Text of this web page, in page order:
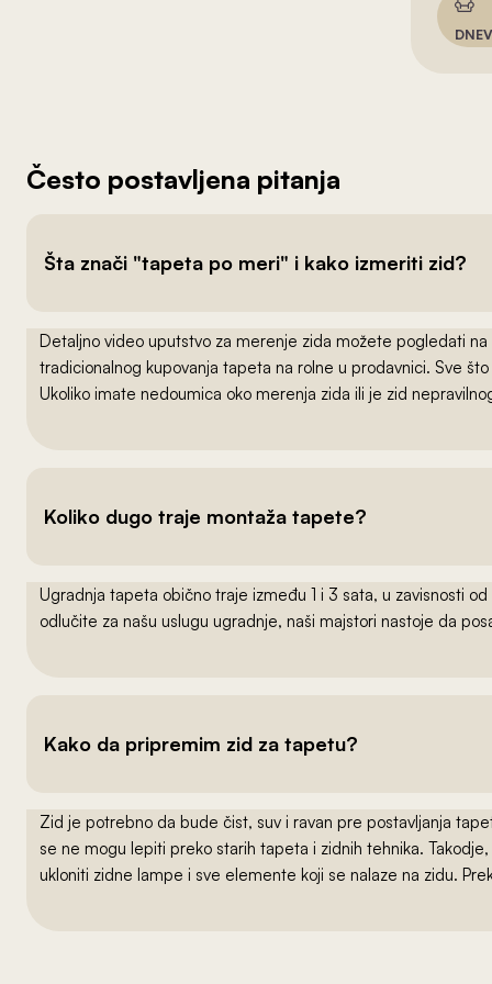
Često postavljena pitanja
Šta znači "tapeta po meri" i kako izmeriti zid?
Detaljno video uputstvo za merenje zida možete pogledati na
tradicionalnog kupovanja tapeta na rolne u prodavnici. Sve
Ukoliko imate nedoumica oko merenja zida ili je zid
Koliko dugo traje montaža tapete?
Ugradnja tapeta obično traje između 1 i 3 sata, u zavisnosti
odlučite za našu uslugu ugradnje, naši majstori nastoje da
Kako da pripremim zid za tapetu?
Zid je potrebno da bude čist, suv i ravan pre postavljanja
se ne mogu lepiti preko starih tapeta i zidnih tehnika.
ukloniti zidne lampe i sve elemente koji se nalaze na zidu.